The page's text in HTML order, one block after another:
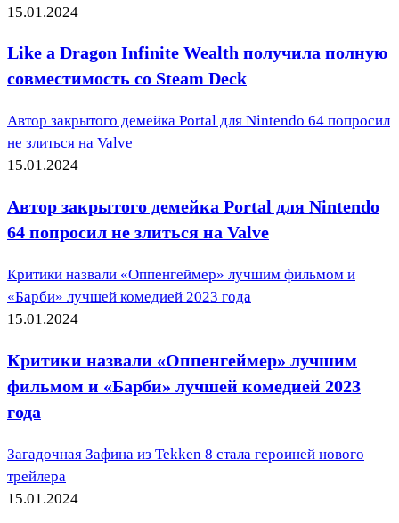
15.01.2024
Like a Dragon Infinite Wealth получила полную
совместимость со Steam Deck
Автор закрытого демейка Portal для Nintendo 64 попросил
не злиться на Valve
15.01.2024
Автор закрытого демейка Portal для Nintendo
64 попросил не злиться на Valve
Критики назвали «Оппенгеймер» лучшим фильмом и
«Барби» лучшей комедией 2023 года
15.01.2024
Критики назвали «Оппенгеймер» лучшим
фильмом и «Барби» лучшей комедией 2023
года
Загадочная Зафина из Tekken 8 стала героиней нового
трейлера
15.01.2024